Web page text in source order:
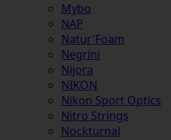
Mybo
NAP
Natur'Foam
Negrini
Nijora
NIKON
Nikon Sport Optics
Nitro Strings
Nockturnal